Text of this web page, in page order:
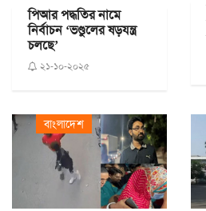
পিআর পদ্ধতির নামে
নির্বাচন ‘ভণ্ডুলের ষড়যন্ত্র
চলছে’
২১-১০-২০২৫
বাংলাদেশ